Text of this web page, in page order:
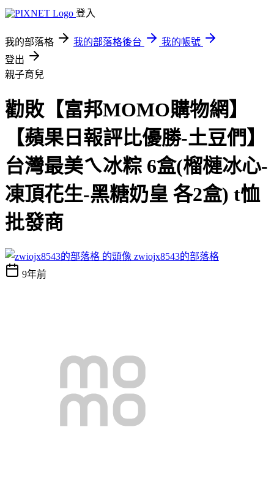
登入
我的部落格 我的部落格後台
我的帳號
登出
親子育兒
勸敗【富邦MOMO購物網】
【蘋果日報評比優勝-土豆們】
台灣最美ㄟ冰粽 6盒(榴槤冰心-
凍頂花生-黑糖奶皇 各2盒) t恤
批發商
zwiojx8543的部落格
9年前